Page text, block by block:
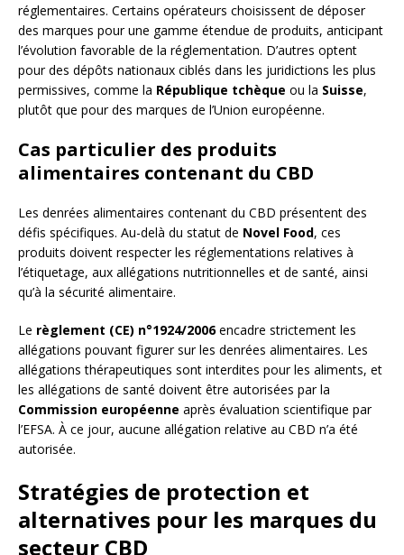
réglementaires. Certains opérateurs choisissent de déposer
des marques pour une gamme étendue de produits, anticipant
l’évolution favorable de la réglementation. D’autres optent
pour des dépôts nationaux ciblés dans les juridictions les plus
permissives, comme la République tchèque ou la Suisse,
plutôt que pour des marques de l’Union européenne.
Cas particulier des produits
alimentaires contenant du CBD
Les denrées alimentaires contenant du CBD présentent des
défis spécifiques. Au-delà du statut de Novel Food, ces
produits doivent respecter les réglementations relatives à
l’étiquetage, aux allégations nutritionnelles et de santé, ainsi
qu’à la sécurité alimentaire.
Le règlement (CE) n°1924/2006encadre strictement les
allégations pouvant figurer sur les denrées alimentaires. Les
allégations thérapeutiques sont interdites pour les aliments, et
les allégations de santé doivent être autorisées par la
Commission européenne après évaluation scientifique par
l’EFSA. À ce jour, aucune allégation relative au CBD n’a été
autorisée.
Stratégies de protection et
alternatives pour les marques du
secteur CBD